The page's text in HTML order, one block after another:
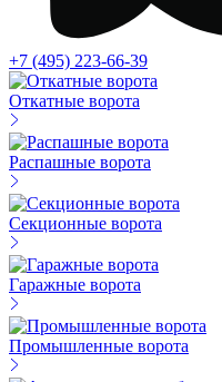
+7 (495) 223-66-39
Откатные ворота
Распашные ворота
Секционные ворота
Гаражные ворота
Промышленные ворота